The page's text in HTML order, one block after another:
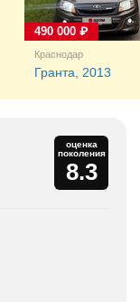
Краснодар
Гранта, 2013
490 000 ₽
оценка
поколения
8.3